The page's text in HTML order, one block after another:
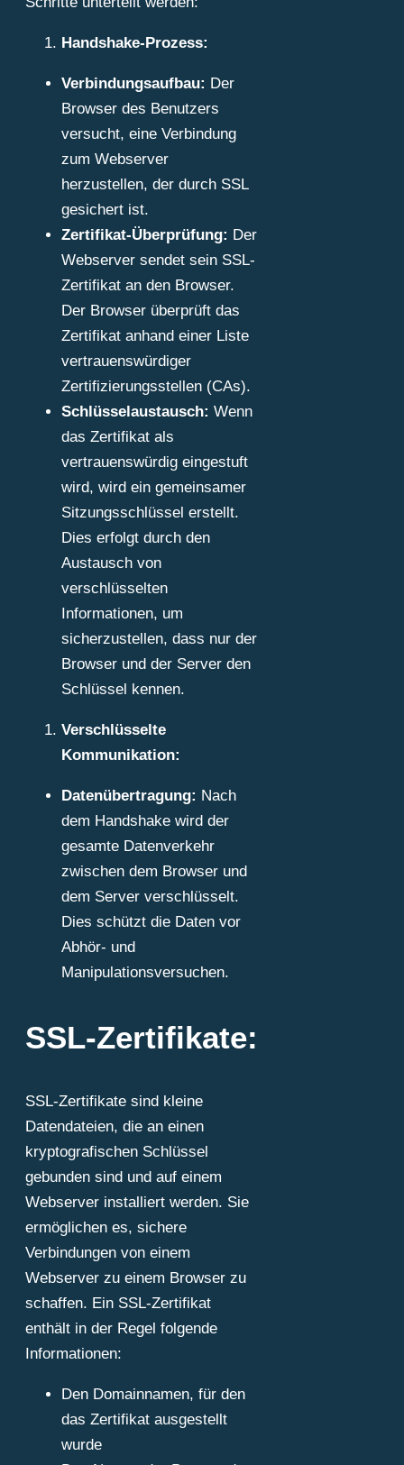
Handshake-Prozess:
Verbindungsaufbau: Der
Browser des Benutzers
versucht, eine Verbindung
zum Webserver
herzustellen, der durch SSL
gesichert ist.
Zertifikat-Überprüfung: Der
Webserver sendet sein SSL-
Zertifikat an den Browser.
Der Browser überprüft das
Zertifikat anhand einer Liste
vertrauenswürdiger
Zertifizierungsstellen (CAs).
Schlüsselaustausch: Wenn
das Zertifikat als
vertrauenswürdig eingestuft
wird, wird ein gemeinsamer
Sitzungsschlüssel erstellt.
Dies erfolgt durch den
Austausch von
verschlüsselten
Informationen, um
sicherzustellen, dass nur der
Browser und der Server den
Schlüssel kennen.
Verschlüsselte
Kommunikation:
Datenübertragung: Nach
dem Handshake wird der
gesamte Datenverkehr
zwischen dem Browser und
dem Server verschlüsselt.
Dies schützt die Daten vor
Abhör- und
Manipulationsversuchen.
SSL-Zertifikate:
SSL-Zertifikate sind kleine
Datendateien, die an einen
kryptografischen Schlüssel
gebunden sind und auf einem
Webserver installiert werden. Sie
ermöglichen es, sichere
Verbindungen von einem
Webserver zu einem Browser zu
schaffen. Ein SSL-Zertifikat
enthält in der Regel folgende
Informationen:
Den Domainnamen, für den
das Zertifikat ausgestellt
wurde